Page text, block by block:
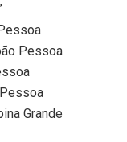
Pessoa
Grande